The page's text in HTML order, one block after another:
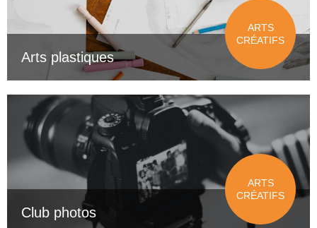
Arts plastiques
ARTS
CRÉATIFS
Club photos
ARTS
CRÉATIFS